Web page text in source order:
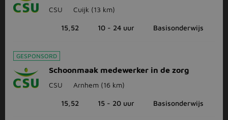
CSU Cuijk (13 km)
15,52 10 - 24 uur Basisonderwijs
GESPONSORD
Schoonmaak medewerker in de zorg
CSU Arnhem (16 km)
15,52 15 - 20 uur Basisonderwijs